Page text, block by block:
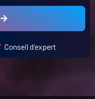
Conseil d'expert